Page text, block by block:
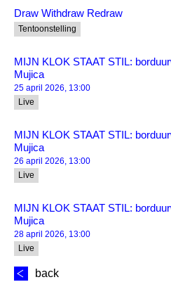
Draw Withdraw Redraw
Tentoonstelling
MIJN KLOK STAAT STIL:
Mujica
25 april 2026, 13:00
Live
MIJN KLOK STAAT STIL:
Mujica
26 april 2026, 13:00
Live
MIJN KLOK STAAT STIL:
Mujica
28 april 2026, 13:00
Live
back